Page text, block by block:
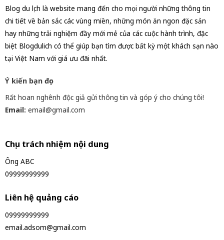
Blog du lịch là website mang đến cho mọi người những thông tin
chi tiết về bản sắc các vùng miền, những món ăn ngon đặc sản
hay những trải nghiệm đầy mới mẻ của các cuộc hành trình, đặc
biệt Blogdulich có thể giúp bạn tìm được bất kỳ một khách sạn nào
tại Việt Nam với giá ưu đãi nhất.
Ý kiến bạn đọc
Rất hoan nghênh độc giả gửi thông tin và góp ý cho chúng tôi!
Email: email@gmail.com
Chịu trách nhiệm nội dung
Ông ABC
09999999999
Liên hệ quảng cáo
09999999999
email.adsom@gmail.com